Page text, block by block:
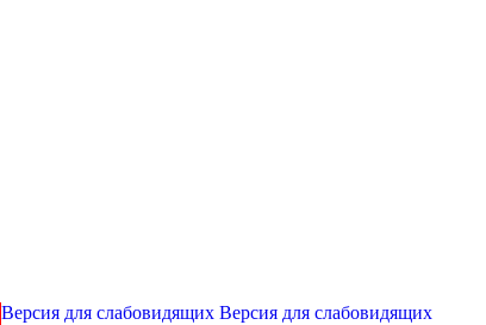
Версия для слабовидящихВерсия для слабовидящих